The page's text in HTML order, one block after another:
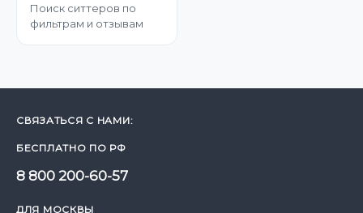
Поиск ситтеров по
фильтрам и отзывам
СВЯЗАТЬСЯ С НАМИ:
БЕСПЛАТНО ПО РФ
8 800 200-60-57
ДЛЯ МОСКВЫ